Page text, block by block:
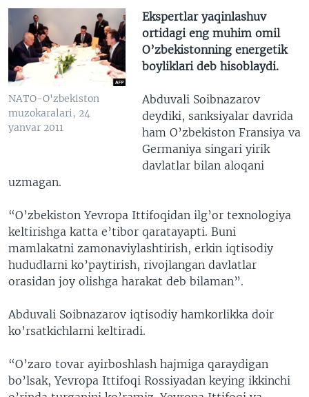
NATO-O'zbekiston
muzokaralari, 24
yanvar 2011
Ekspertlar yaqinlashuv
ortidagi eng muhim omil
O’zbekistonning energetik
boyliklari deb hisoblaydi.
Abduvali Soibnazarov
deydiki, sanksiyalar davrida
ham O’zbekiston Fransiya va
Germaniya singari yirik
davlatlar bilan aloqani
uzmagan.
“O’zbekiston Yevropa Ittifoqidan ilg’or texnologiya
keltirishga katta e’tibor qaratayapti. Buni
mamlakatni zamonaviylashtirish, erkin iqtisodiy
hududlarni ko’paytirish, rivojlangan davlatlar
orasidan joy olishga harakat deb bilaman”.
Abduvali Soibnazarov iqtisodiy hamkorlikka doir
ko’rsatkichlarni keltiradi.
“O’zaro tovar ayirboshlash hajmiga qaraydigan
bo’lsak, Yevropa Ittifoqi Rossiyadan keying ikkinchi